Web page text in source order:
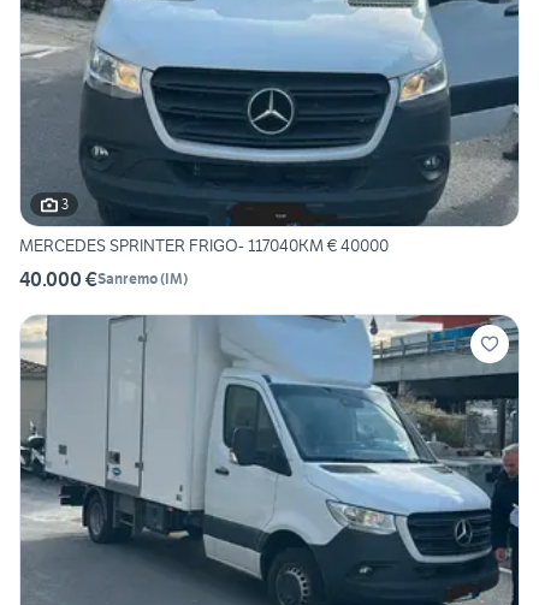
3
MERCEDES SPRINTER FRIGO- 117040KM € 40000
40.000 €Sanremo(IM)